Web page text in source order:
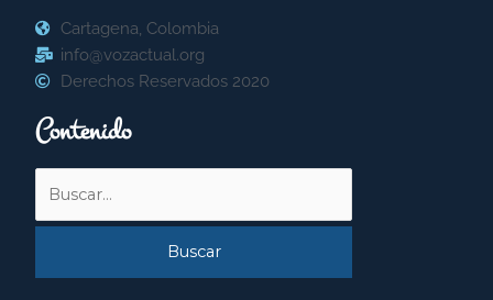
Cartagena, Colombia
info@vozactual.org
Derechos Reservados 2020
Contenido
por: